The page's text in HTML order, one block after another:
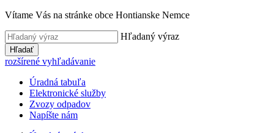
Vítame Vás na stránke obce Hontianske Nemce
Hľadaný výraz
Hľadať
rozšírené vyhľadávanie
Úradná tabuľa
Elektronické služby
Zvozy odpadov
Napíšte nám